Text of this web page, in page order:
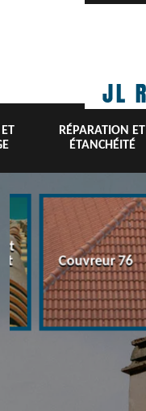
RÉPARATION ET
ÉTANCHÉITÉ
Couvreur 76